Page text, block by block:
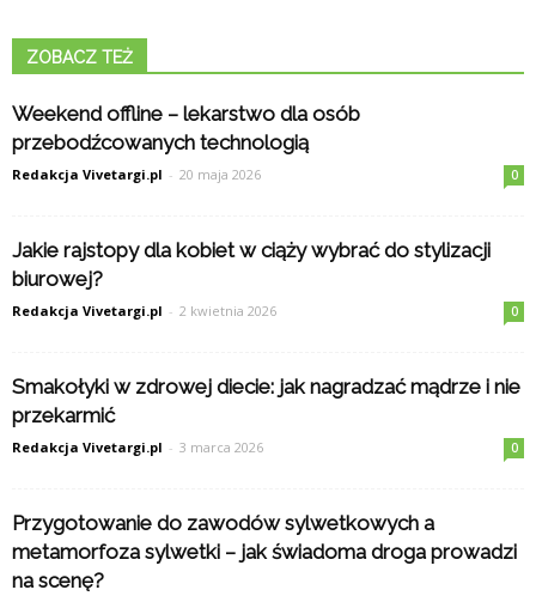
ZOBACZ TEŻ
Weekend offline – lekarstwo dla osób
przebodźcowanych technologią
Redakcja Vivetargi.pl - 20 maja 2026 0
Jakie rajstopy dla kobiet w ciąży wybrać do stylizacji
biurowej?
Redakcja Vivetargi.pl - 2 kwietnia 2026 0
Smakołyki w zdrowej diecie: jak nagradzać mądrze i nie
przekarmić
Redakcja Vivetargi.pl - 3 marca 2026 0
Przygotowanie do zawodów sylwetkowych a
metamorfoza sylwetki – jak świadoma droga prowadzi
na scenę?